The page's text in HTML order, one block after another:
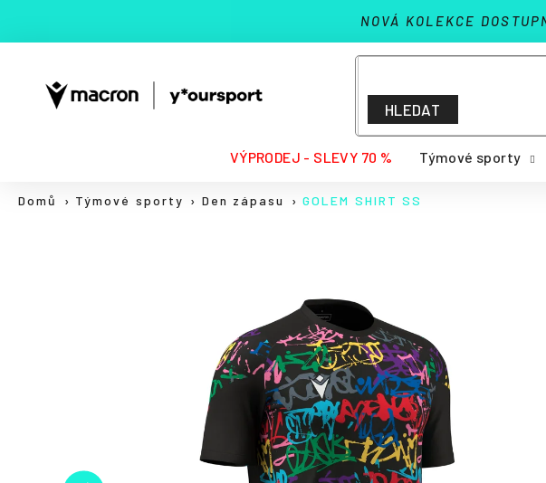
obsah
NOVÁ KOLEKCE
HLEDAT
VÝPRODEJ - SLEVY 70 % Týmové sporty
Domů Týmové sporty Den zápasu GOLEM SHIRT SS
Zpět
obchodu
Zpět
obchodu